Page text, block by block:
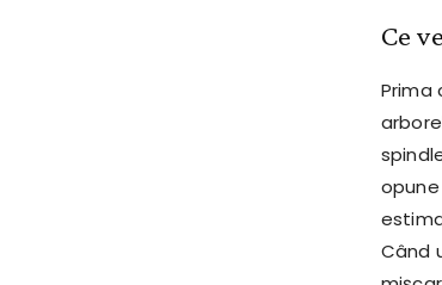
Ce
Prima
Când